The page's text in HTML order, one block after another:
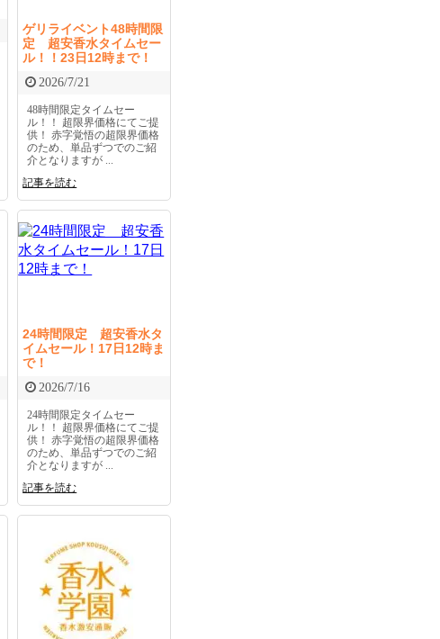
ゲリライベント48時間限
定 超安香水タイムセー
ル！！23日12時まで！
2026/7/21
48時間限定タイムセー
ル！！ 超限界価格にてご提
供！ 赤字覚悟の超限界価格
のため、単品ずつでのご紹
介となりますが ...
記事を読む
24時間限定 超安香水タ
イムセール！17日12時ま
で！
2026/7/16
24時間限定タイムセー
ル！！ 超限界価格にてご提
供！ 赤字覚悟の超限界価格
のため、単品ずつでのご紹
介となりますが ...
記事を読む